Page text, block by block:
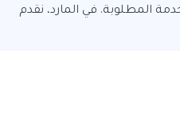
المطلوبة. في المارد، نقدم